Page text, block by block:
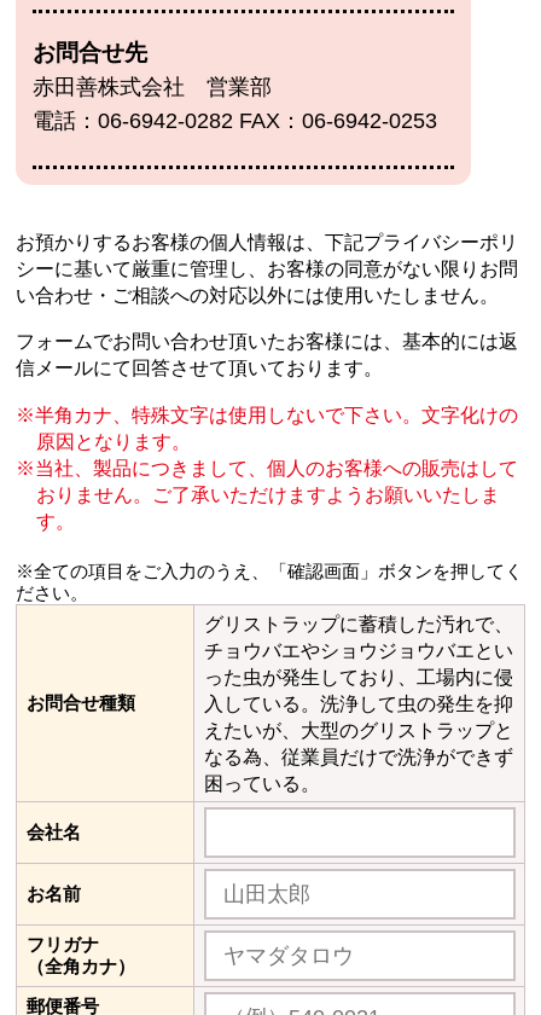
お問合せ先
赤田善株式会社 営業部
電話：06-6942-0282 FAX：06-6942-0253
お預かりするお客様の個人情報は、下記プライバシーポリ
シーに基いて厳重に管理し、 お客様の同意がない限りお問
い合わせ・ご相談への対応以外には使用いたしません。
フォームでお問い合わせ頂いたお客様には、基本的には返
信メールにて回答させて頂いております。
半角カナ、特殊文字は使用しないで下さい。文字化けの
原因となります。
当社、製品につきまして、個人のお客様への販売はして
おりません。
ご了承いただけますようお願いいたしま
す。
※全ての項目をご入力のうえ、「確認画面」ボタンを押してく
ださい。
お問合せ種類
グリストラップに蓄積した汚れで、
チョウバエやショウジョウバエとい
った虫が発生しており、工場内に侵
入している。洗浄して虫の発生を抑
えたいが、大型のグリストラップと
なる為、従業員だけで洗浄ができず
困っている。
会社名
お名前
フリガナ
（全角カナ）
郵便番号